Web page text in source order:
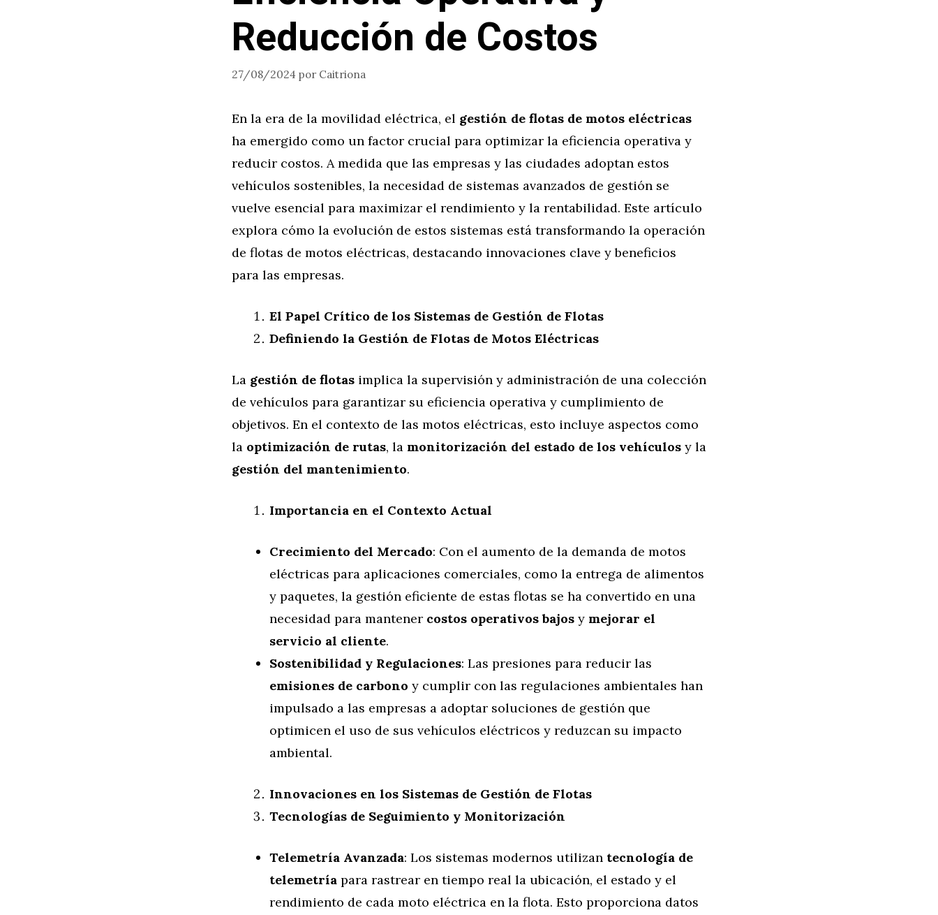
Reducción de Costos
27/08/2024 por Caitriona
En la era de la movilidad eléctrica, el gestión de flotas de motos eléctricas
ha emergido como un factor crucial para optimizar la eficiencia operativa y
reducir costos. A medida que las empresas y las ciudades adoptan estos
vehículos sostenibles, la necesidad de sistemas avanzados de gestión se
vuelve esencial para maximizar el rendimiento y la rentabilidad. Este artículo
explora cómo la evolución de estos sistemas está transformando la operación
de flotas de motos eléctricas, destacando innovaciones clave y beneficios
para las empresas.
El Papel Crítico de los Sistemas de Gestión de Flotas
Definiendo la Gestión de Flotas de Motos Eléctricas
La gestión de flotas implica la supervisión y administración de una colección
de vehículos para garantizar su eficiencia operativa y cumplimiento de
objetivos. En el contexto de las motos eléctricas, esto incluye aspectos como
la optimización de rutas, la monitorización del estado de los vehículos y la
gestión del mantenimiento.
Importancia en el Contexto Actual
Crecimiento del Mercado: Con el aumento de la demanda de motos
eléctricas para aplicaciones comerciales, como la entrega de alimentos
y paquetes, la gestión eficiente de estas flotas se ha convertido en una
necesidad para mantener costos operativos bajos y mejorar el
servicio al cliente.
Sostenibilidad y Regulaciones: Las presiones para reducir las
emisiones de carbono y cumplir con las regulaciones ambientales han
impulsado a las empresas a adoptar soluciones de gestión que
optimicen el uso de sus vehículos eléctricos y reduzcan su impacto
ambiental.
Innovaciones en los Sistemas de Gestión de Flotas
Tecnologías de Seguimiento y Monitorización
Telemetría Avanzada: Los sistemas modernos utilizan tecnología de
telemetría para rastrear en tiempo real la ubicación, el estado y el
rendimiento de cada moto eléctrica en la flota. Esto proporciona datos